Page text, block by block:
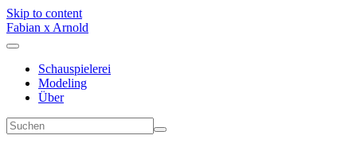
Skip to content
Fabian x Arnold
Schauspielerei
Modeling
Über